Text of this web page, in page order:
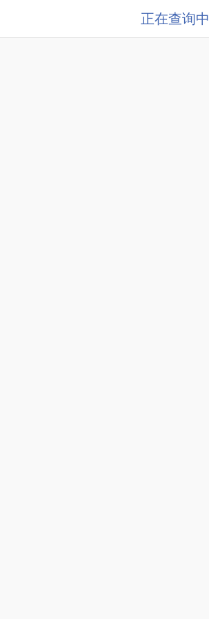
正在查询中